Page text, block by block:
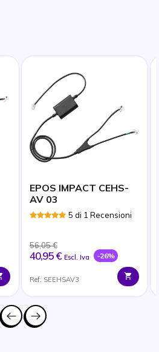
EPOS IMPACT CEHS-
AV 03
5 di 1 Recensioni
56,05 €
40,95 € Escl. Iva -26%
Ref: SEEHSAV3